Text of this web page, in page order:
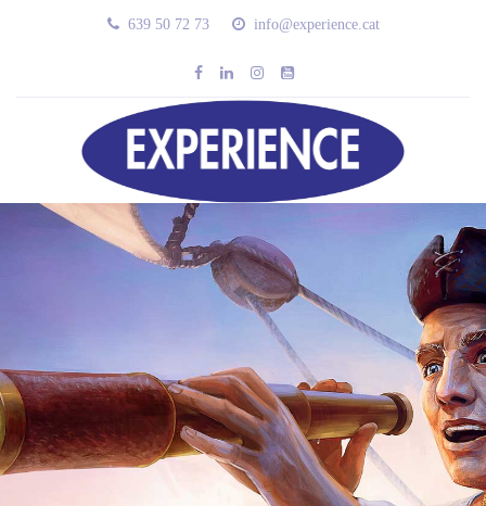
639 50 72 73 info@experience.cat